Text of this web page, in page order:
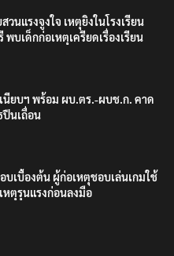
วนแรงจูงใจ เหตุยิงในโรงเรียน
บเด็กก่อเหตุเครียดเรื่องเรียน
นียบฯ พร้อม ผบ.ตร.-ผบช.ก. คาด
ปืนเถื่อน
บเบื้องต้น ผู้ก่อเหตุชอบเล่นเกมใช้
ตุรุนแรงก่อนลงมือ